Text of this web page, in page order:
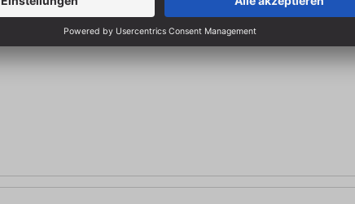
| 400 V